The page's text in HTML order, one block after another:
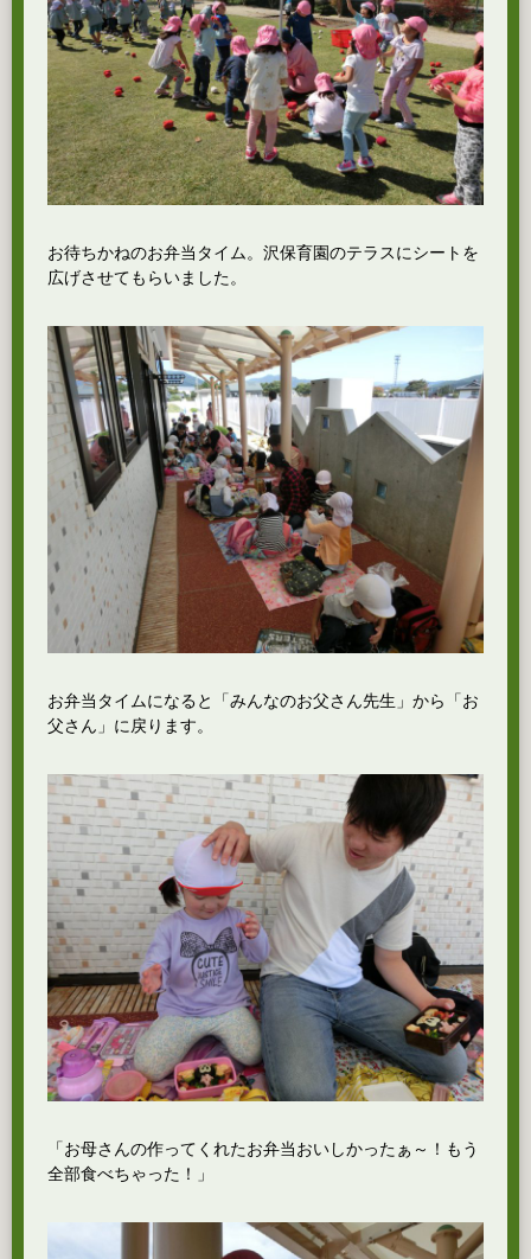
お待ちかねのお弁当タイム。沢保育園のテラスにシートを
広げさせてもらいました。
お弁当タイムになると「みんなのお父さん先生」から「お
父さん」に戻ります。
「お母さんの作ってくれたお弁当おいしかったぁ～！もう
全部食べちゃった！」